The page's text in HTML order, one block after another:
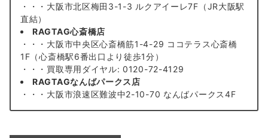
・・・大阪市北区梅田3-1-3 ルクアイーレ7F（JR大阪駅
直結）
RAGTAG心斎橋店
・・・大阪市中央区心斎橋筋1-4-29 ココテラス心斎橋
1F（心斎橋駅6番出口より徒歩1分）
・・・買取専用ダイヤル: 0120-72-4129
RAGTAGなんばパークス店
・・・大阪市浪速区難波中2-10-70 なんばパークス4F